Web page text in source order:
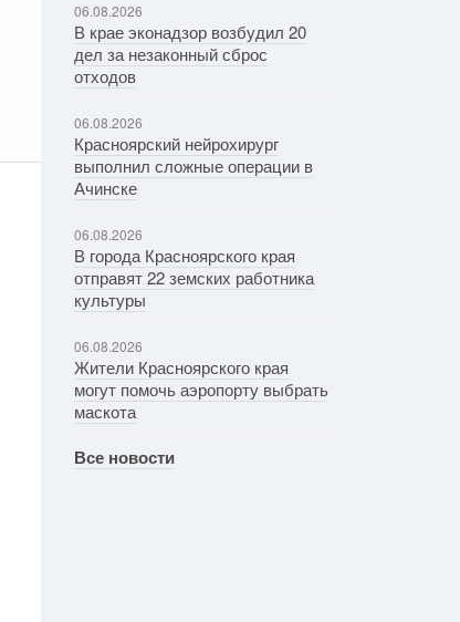
06.08.2026
В крае эконадзор возбудил 20
дел за незаконный сброс
отходов
06.08.2026
Красноярский нейрохирург
выполнил сложные операции в
Ачинске
06.08.2026
В города Красноярского края
отправят 22 земских работника
культуры
06.08.2026
Жители Красноярского края
могут помочь аэропорту выбрать
маскота
Все новости